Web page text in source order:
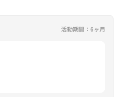
活動期間：6ヶ月